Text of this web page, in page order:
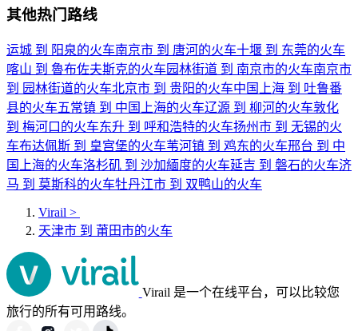
其他热门路线
运城 到 阳泉的火车南京市 到 唐河的火车十堰 到 东莞的火车
喀山 到 魯布佐夫斯克的火车 园林街道 到 南京市的火车南京市
到 园林街道的火车北京市 到 贵阳的火车中国上海 到 吐鲁番
县的火车五常镇 到 中国上海的火车辽源 到 柳河的火车敦化
到 梅河口的火车东升 到 呼和浩特的火车扬州市 到 无锡的火
车布达佩斯 到 皇宫堡的火车苇河镇 到 鸡东的火车邢台 到 中
国上海的火车洛杉矶 到 沙加緬度的火车延吉 到 磐石的火车济
马 到 莫斯科的火车牡丹江市 到 双鸭山的火车
Virail >
天津市 到 莆田市的火车
Virail 是一个在线平台，可以比较您
旅行的所有可用路线。